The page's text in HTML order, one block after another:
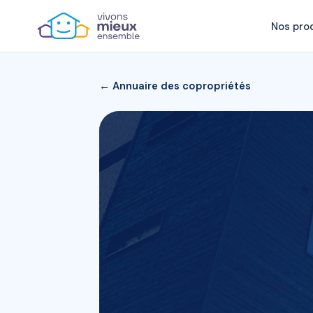
Nos
← Annuaire des copropriétés